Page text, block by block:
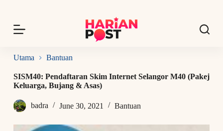
p
o
n
n
Utama Bantuan
SISM40: Pendaftaran Skim Internet Selangor M40 (Pakej
Keluarga, Bujang & Asas)
badra June 30, 2021 Bantuan